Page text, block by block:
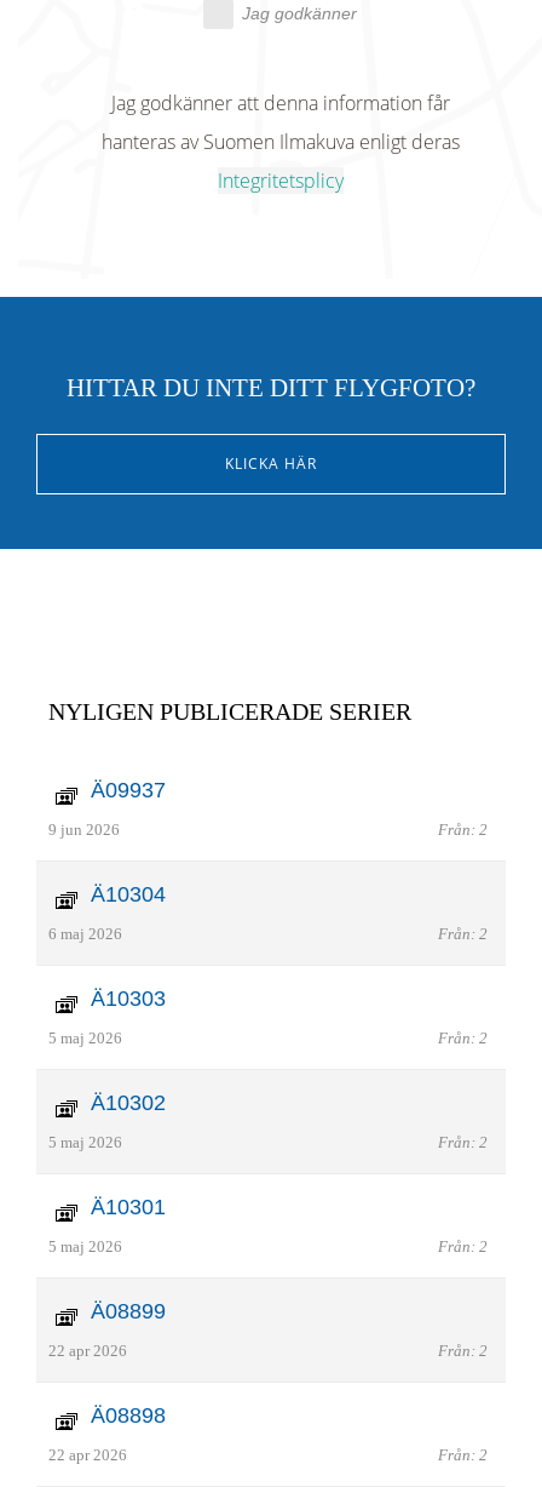
Jag godkänner
Jag godkänner att denna information får
hanteras av Suomen Ilmakuva enligt deras
Integritetsplicy
HITTAR DU INTE DITT FLYGFOTO?
KLICKA HÄR
NYLIGEN PUBLICERADE SERIER
Ä09937
9 jun 2026 Från: 2
Ä10304
6 maj 2026 Från: 2
Ä10303
5 maj 2026 Från: 2
Ä10302
5 maj 2026 Från: 2
Ä10301
5 maj 2026 Från: 2
Ä08899
22 apr 2026 Från: 2
Ä08898
22 apr 2026 Från: 2